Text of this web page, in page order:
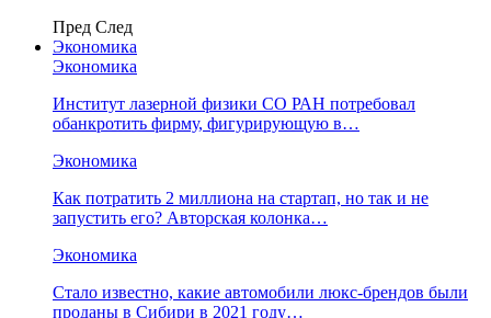
Пред След
Экономика
Экономика
Институт лазерной физики СО РАН потребовал
обанкротить фирму, фигурирующую в…
Экономика
Как потратить 2 миллиона на стартап, но так и не
запустить его? Авторская колонка…
Экономика
Стало известно, какие автомобили люкс-брендов были
проданы в Сибири в 2021 году…